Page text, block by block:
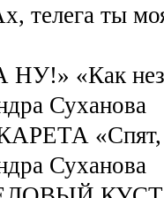
телега ты
«Как
Суханова
«Спят,
Суханова